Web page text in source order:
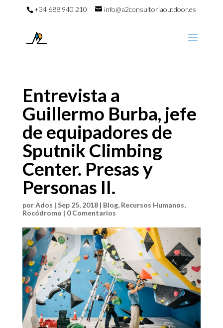
+34 688 940 210 info@a2consultoriaoutdoor.es
Entrevista a
Guillermo Burba, jefe
de equipadores de
Sputnik Climbing
Center. Presas y
Personas II.
porAdos | Sep 25, 2018| Blog, Recursos Humanos,
Rocódromo | 0 Comentarios